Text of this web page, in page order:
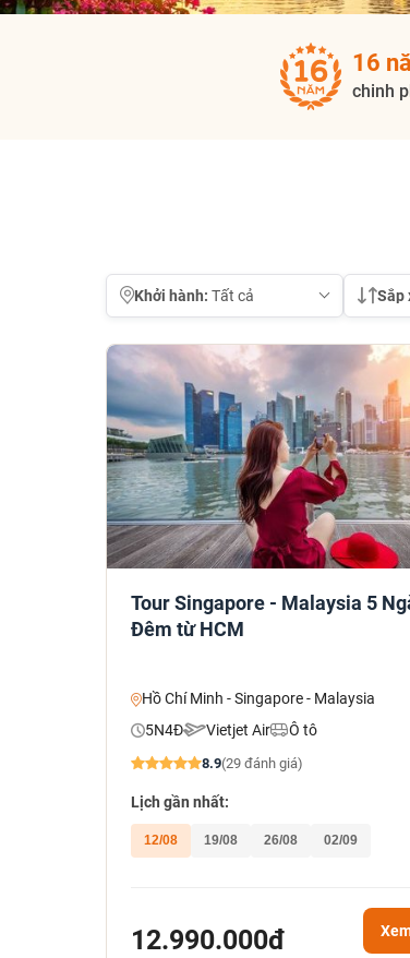
16
chinh
Khởi hành: Sắp
Tour Singapore - Malaysia 5
Đêm từ HCM
Hồ Chí Minh - Singapore - Malaysia
5N4Đ
Vietjet Air Ô tô
8.9(29 đánh giá)
Lịch gần nhất:
12/08 19/08 26/08 02/09
12.990.000đ